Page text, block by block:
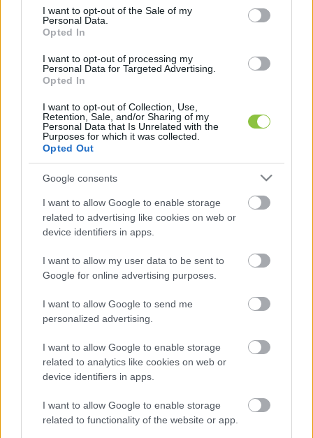
consent section.
I want to opt-out of the Sale of my
Personal Data.
Opted In
I want to opt-out of processing my
Personal Data for Targeted Advertising.
Opted In
I want to opt-out of Collection, Use,
Retention, Sale, and/or Sharing of my
Personal Data that Is Unrelated with the
Purposes for which it was collected.
Opted Out
Google consents
I want to allow Google to enable storage
related to advertising like cookies on web or
device identifiers in apps.
I want to allow my user data to be sent to
Google for online advertising purposes.
I want to allow Google to send me
personalized advertising.
I want to allow Google to enable storage
related to analytics like cookies on web or
device identifiers in apps.
I want to allow Google to enable storage
related to functionality of the website or app.
A Független Benzinkutak Szövetségének
elnöke, Gépész László az Mfornak elmondta: a
dízel mellett a stratégiai tartalékból származó
benzin is fogytán van.
Ahogyan arról korábban beszámoltunk
, a Magyar
Szénhidrogén Készletező Szövetség (MSZKSZ)
üzemanyagtartalék idén április 16-ra 44 napra
esett vissza, ami történelmi mélypont. A
visszaesés főként a gázolaj- és a
benzinkészleteket érintette, az utóbbi esetében
75-80 százalékkal csökkent a tartalék. Az átlag
havi fogyasztásnál mind a két üzemanyagtípus
esetében sokkal nagyobb mennyiség fogyott a
biztonsági készletből áprilisig, ami várható volt,
de ilyen mértékű apadásra a szakértők nem